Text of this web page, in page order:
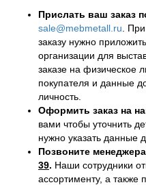
Прислать ваш заказ
sale@mebmetall.ru .
заказу нужно
организации для
заказе на физическое
покупателя и данные
личность.
Оформить заказ на
вами чтобы уточнить
нужно указать данные
Позвоните
39. Наши сотрудники
ассортименту, а также